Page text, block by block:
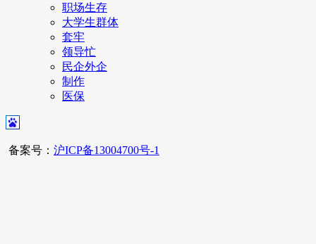
职场生存
大学生群体
套牢
领导忙
民企外企
制作
医保
备案号： 沪ICP备13004700号-1